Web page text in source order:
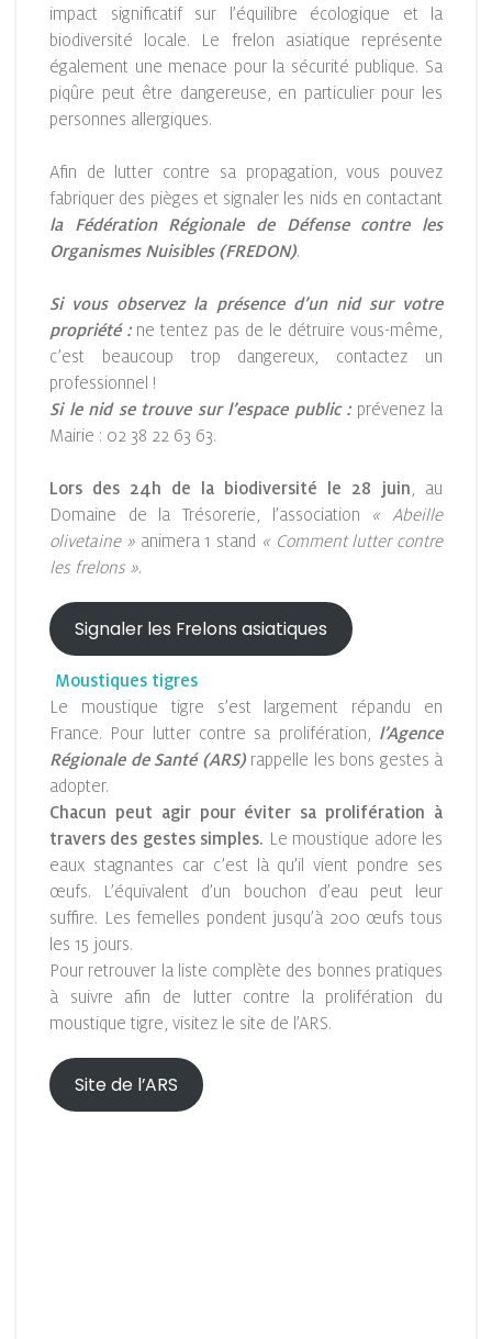
impact significatif sur l’équilibre écologique et la
biodiversité locale. Le frelon asiatique représente
également une menace pour la sécurité publique. Sa
piqûre peut être dangereuse, en particulier pour les
personnes allergiques.
Afin de lutter contre sa propagation, vous pouvez
fabriquer des pièges et signaler les nids en contactant
la Fédération Régionale de Défense contre les
Organismes Nuisibles (FREDON).
Si vous observez la présence d’un nid sur votre
propriété :ne tentez pas de le détruire vous-même,
c’est beaucoup trop dangereux, contactez un
professionnel !
Si le nid se trouve sur l’espace public :prévenez la
Mairie : 02 38 22 63 63.
Lors des 24h de la biodiversité le 28 juin, au
Domaine de la Trésorerie, l’association « Abeille
olivetaine »animera 1 stand « Comment lutter contre
les frelons ».
Signaler les Frelons asiatiques
Moustiques tigres
Le moustique tigre s’est largement répandu en
France. Pour lutter contre sa prolifération, l’Agence
Régionale de Santé (ARS)rappelle les bons gestes à
adopter.
Chacun peut agir pour éviter sa prolifération à
travers des gestes simples. Le moustique adore les
eaux stagnantes car c’est là qu’il vient pondre ses
œufs. L’équivalent d’un bouchon d’eau peut leur
suffire. Les femelles pondent jusqu’à 200 œufs tous
les 15 jours.
Pour retrouver la liste complète des bonnes pratiques
à suivre afin de lutter contre la prolifération du
moustique tigre, visitez le site de l’ARS.
Site de l’ARS